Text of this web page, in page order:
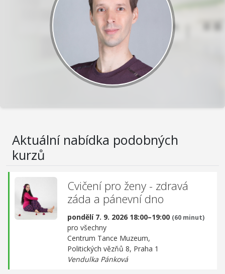
Aktuální nabídka podobných
kurzů
Cvičení pro ženy - zdravá
záda a pánevní dno
pondělí 7. 9. 2026 18:00–19:00 (60 minut)
pro všechny
Centrum Tance Muzeum,
Politických vězňů 8, Praha 1
Vendulka Pánková